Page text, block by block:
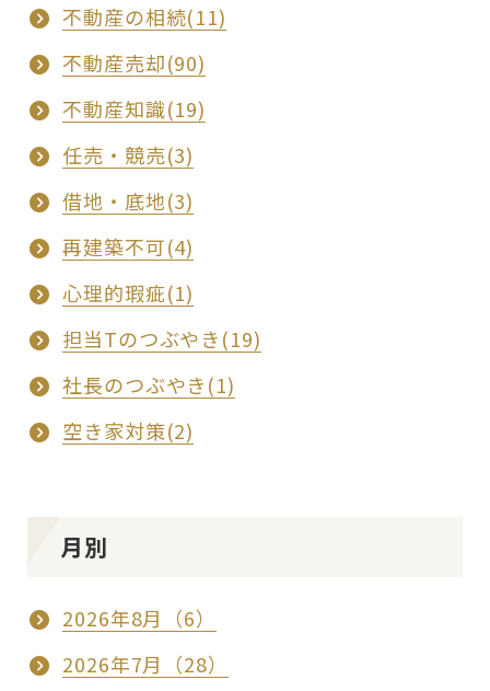
不動産の相続(11)
不動産売却(90)
不動産知識(19)
任売・競売(3)
借地・底地(3)
再建築不可(4)
心理的瑕疵(1)
担当Tのつぶやき(19)
社長のつぶやき(1)
空き家対策(2)
月別
2026年8月（6）
2026年7月（28）